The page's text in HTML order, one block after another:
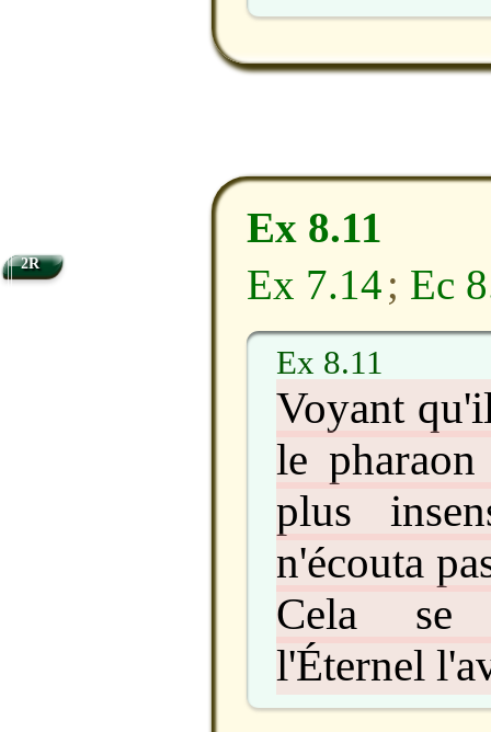
Ex 8.11
Ex 7.14; Ec
Ex 8.11
Voyant
le
plus
n'écouta
Cela se
l'Éternel
2R